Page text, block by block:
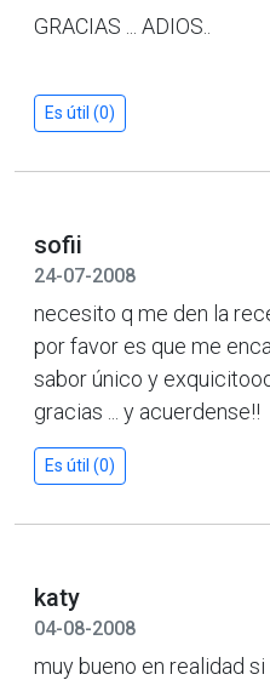
GRACIAS ... ADIOS..
Es útil (0)
sofii
24-07-2008
necesito q me den la
por favor es que me
sabor único y
gracias ... y acuerdense!!
Es útil (0)
katy
04-08-2008
muy bueno en realidad